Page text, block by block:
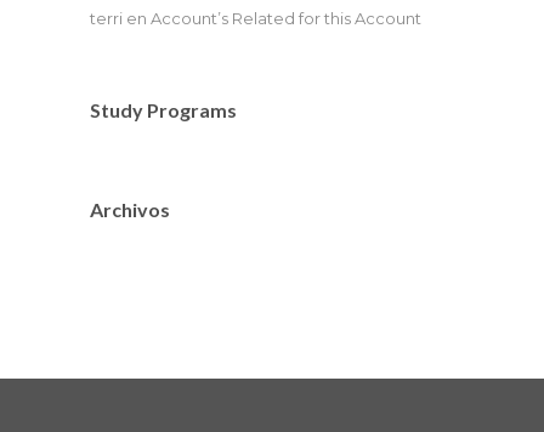
terri en Account’s Related for this Account
Study Programs
Archivos